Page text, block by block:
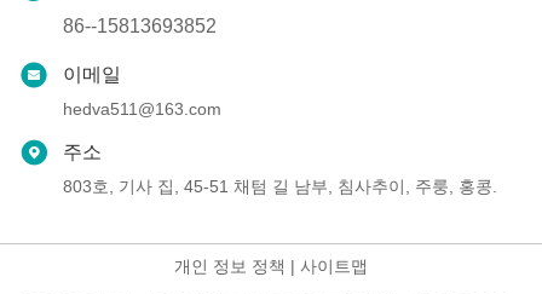
86--15813693852
이메일
hedva511@163.com
주소
803호, 기사 집, 45-51 채텀 길 남부, 침사추이, 주룽, 홍콩.
개인 정보 정책 | 사이트맵